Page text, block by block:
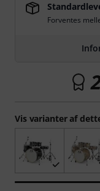
Vis varianter af
Forventes